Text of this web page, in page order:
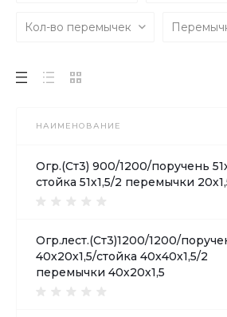
Кол-во перемычек
НАИМЕНОВАНИЕ
Огр.(Ст3) 900/1200/поручень
стойка 51х1,5/2 перемычки
Огр.лест.(Ст3)1200/1200/
40х20х1,5/стойка 40х40х1,5/2
перемычки 40х20х1,5